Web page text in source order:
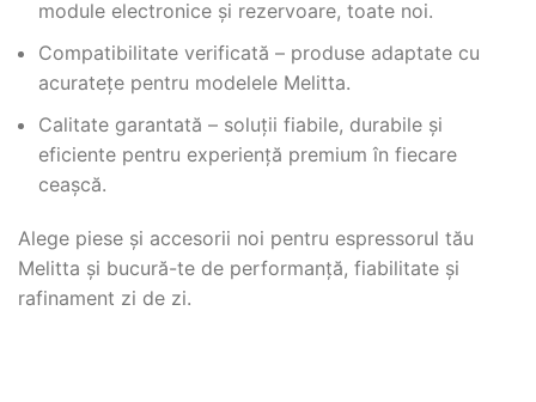
module electronice și rezervoare, toate noi.
Compatibilitate verificată – produse adaptate cu
acuratețe pentru modelele Melitta.
Calitate garantată – soluții fiabile, durabile și
eficiente pentru experiență premium în fiecare
ceașcă.
Alege piese și accesorii noi pentru espressorul tău
Melitta și bucură-te de performanță, fiabilitate și
rafinament zi de zi.